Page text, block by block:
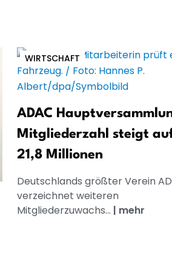
WIRTSCHAFT
ADAC
Mitgliederzahl steigt
21,8 Millionen
Deutschlands größter Verein
verzeichnet weiteren
Mitgliederzuwachs... | mehr